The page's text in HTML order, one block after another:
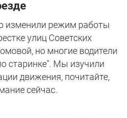
изменили режим работы
улиц Советских
но многие водители
старинке". Мы изучили
движения, почитайте,
сейчас.